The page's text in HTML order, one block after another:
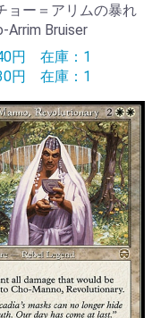
ョー＝アリムの暴れ
Arrim Bruiser
円 在庫：1
円 在庫：1